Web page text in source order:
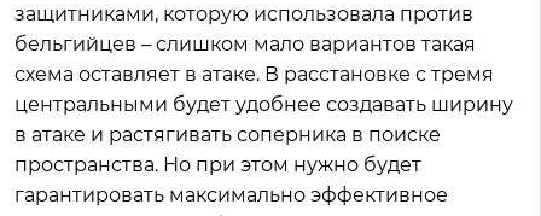
защитниками, которую использовала против
бельгийцев – слишком мало вариантов такая
схема оставляет в атаке. В расстановке с тремя
центральными будет удобнее создавать ширину
в атаке и растягивать соперника в поиске
пространства. Но при этом нужно будет
гарантировать максимально эффективное